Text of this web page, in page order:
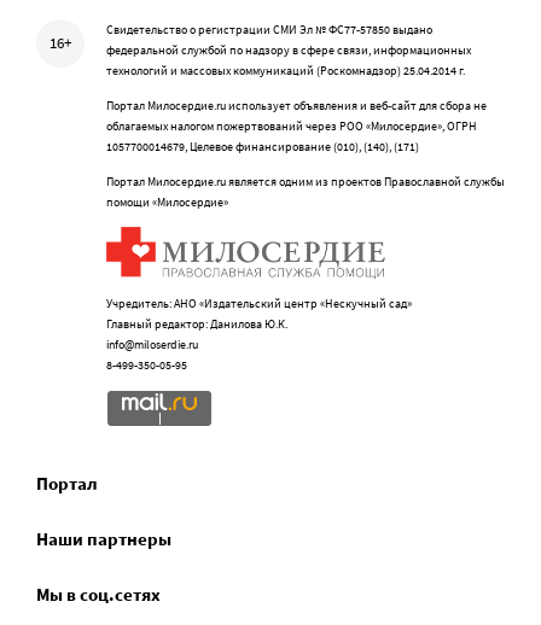
16+
Свидетельство о регистрации СМИ Эл № ФС77-57850 выдано
федеральной службой по надзору в сфере связи, информационных
технологий и массовых коммуникаций (Роскомнадзор) 25.04.2014 г.
Портал Милосердие.ru использует объявления и веб-сайт для сбора не
облагаемых налогом пожертвований через РОО «Милосердие», ОГРН
1057700014679, Целевое финансирование (010), (140), (171)
Портал Милосердие.ru является одним из проектов Православной службы
помощи «Милосердие»
Учредитель: АНО «Издательский центр «Нескучный сад»
Главный редактор: Данилова Ю.К.
info@miloserdie.ru
8-499-350-05-95
Портал
Наши партнеры
Мы в соц.сетях